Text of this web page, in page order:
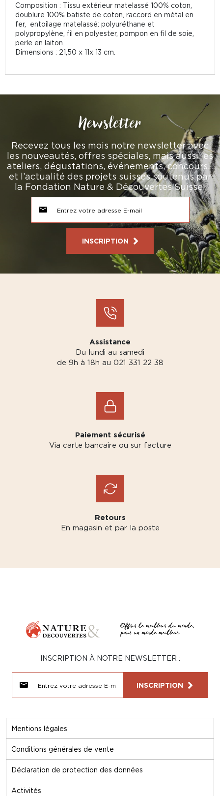
Composition : Tissu extérieur matelassé 100% coton,
doublure 100% batiste de coton, raccord en métal en
fer, entoilage matelassé: polyuréthane et
polypropylène, fil en polyester, pompon en fil de soie,
perle en laiton.
Dimensions : 21,50 x 11x 13 cm.
Newsletter
Recevez tous les mois notre newsletter avec
les nouveautés, offres spéciales, mais aussi les
ateliers, dégustations, événements, concours…
et l’actualité des projets suisses soutenus par
la Fondation Nature & Découvertes Suisse!
INSCRIPTION
Assistance
Du lundi au samedi
de 9h à 18h au 021 331 22 38
Paiement sécurisé
Via carte bancaire ou sur facture
Retours
En magasin et par la poste
Mentions légales
Conditions générales de vente
Déclaration de protection des données
Activités
INSCRIPTION À NOTRE NEWSLETTER :
INSCRIPTION